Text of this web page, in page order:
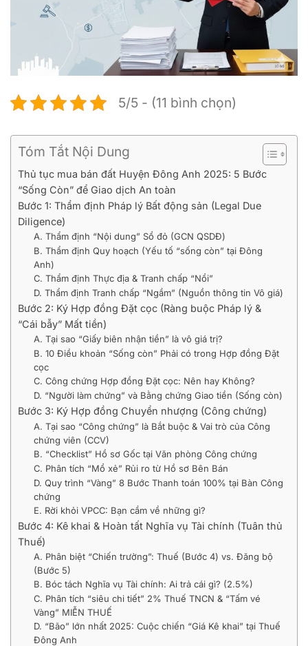
5/5 - (11 bình chọn)
Tóm Tắt Nội Dung
Thủ tục mua bán đất Huyện Đông Anh 2025: 5 Bước
“Sống Còn” để Giao dịch An toàn
Bước 1: Thẩm định Pháp lý Bất động sản (Legal Due
Diligence)
A. Thẩm định “Nội dung” Sổ đỏ (GCN QSDĐ)
B. Thẩm định Quy hoạch (Yếu tố “sống còn” tại Đông
Anh)
C. Thẩm định Thực địa & Tranh chấp “Nổi”
D. Thẩm định Tranh chấp “Ngầm” (Nguồn thông tin Vô giá)
Bước 2: Ký Hợp đồng Đặt cọc (Ràng buộc Pháp lý &
“Cái bẫy” Mất tiền)
A. Tại sao “Giấy biên nhận tiền” là vô giá trị?
B. 10 Điều khoản “Sống còn” Phải có trong Hợp đồng Đặt
cọc
C. Công chứng Hợp đồng Đặt cọc: Nên hay Không?
D. “Người làm chứng” và Bằng chứng Giao tiền (Sống còn)
Bước 3: Ký Hợp đồng Chuyển nhượng (Công chứng)
A. Tại sao “Công chứng” là Bắt buộc & Vai trò của Công
chứng viên (CCV)
B. “Checklist” Hồ sơ Gốc tại Văn phòng Công chứng
C. Phân tích “Mổ xẻ” Rủi ro từ Hồ sơ Bên Bán
D. Quy trình “Vàng” 8 Bước Thanh toán 100% tại Bàn Công
chứng
E. Rời khỏi VPCC: Bạn cầm về những gì?
Bước 4: Kê khai & Hoàn tất Nghĩa vụ Tài chính (Tuân thủ
Thuế)
A. Phân biệt “Chiến trường”: Thuế (Bước 4) vs. Đăng bộ
(Bước 5)
B. Bóc tách Nghĩa vụ Tài chính: Ai trả cái gì? (2.5%)
C. Phân tích “siêu chi tiết” 2% Thuế TNCN & “Tấm vé
Vàng” MIỄN THUẾ
D. “Bão” lớn nhất 2025: Cuộc chiến “Giá Kê khai” tại Thuế
Đông Anh